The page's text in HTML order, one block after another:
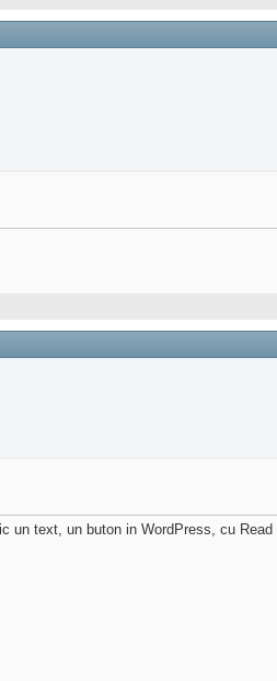
text, un buton in WordPress, cu